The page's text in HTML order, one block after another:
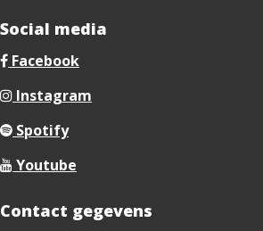
Social media
Facebook
Instagram
Spotify
Youtube
Contact gegevens